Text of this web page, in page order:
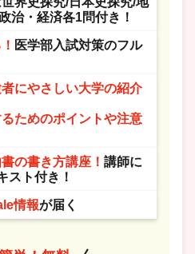
治・経済各1問付き！
医学部入試対策のフル
にやさしい大学の紹介
ためのポイントや注意
の書き方講座！ 講師に
スト付き！
情報が届く